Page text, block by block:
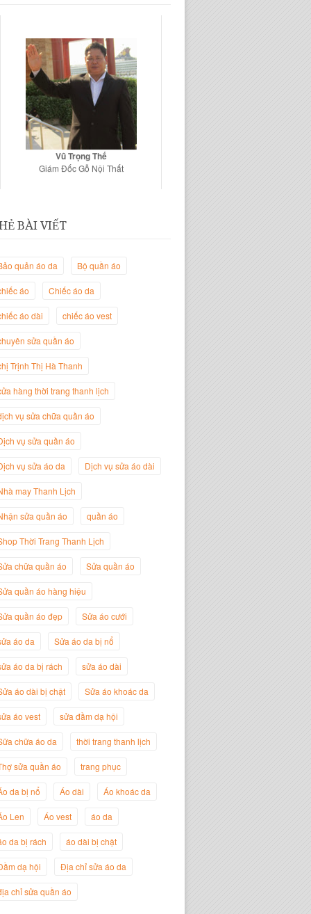
Vũ Trọng Thế
Giám Đốc Gỗ Nội Thất
Trịnh Thị Hà Thanh
Giám Đốc Thương Hiệu Giày Thời
Giám Đốc Công ty Cây Xanh Gia
Nguyễn Đắc Định
BÀI VIẾT
quản áo da Bộ quần áo
áo Chiếc áo da
áo dài chiếc áo vest
sửa quần áo
Trịnh Thị Hà Thanh
hàng thời trang thanh lịch
vụ sửa chữa quần áo
vụ sửa quần áo
vụ sửa áo da Dịch vụ sửa áo dài
may Thanh Lịch
sửa quần áo quần áo
Thời Trang Thanh Lịch
chữa quần áo Sửa quần áo
quần áo hàng hiệu
quần áo đẹp Sửa áo cưới
áo da Sửa áo da bị nổ
áo da bị rách sửa áo dài
áo dài bị chật Sửa áo khoác da
áo vest sửa đầm dạ hội
chữa áo da thời trang thanh lịch
sửa quần áo trang phục
da bị nổ Áo dài Áo khoác da
Len Áo vest áo da
da bị rách áo dài bị chật
dạ hội Địa chỉ sửa áo da
chỉ sửa quần áo